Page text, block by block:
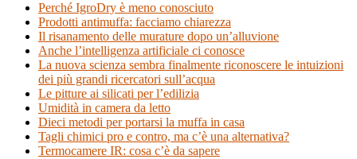
Perché IgroDry è meno conosciuto
Prodotti antimuffa: facciamo chiarezza
Il risanamento delle murature dopo un’alluvione
Anche l’intelligenza artificiale ci conosce
La nuova scienza sembra finalmente riconoscere le intuizioni
dei più grandi ricercatori sull’acqua
Le pitture ai silicati per l’edilizia
Umidità in camera da letto
Dieci metodi per portarsi la muffa in casa
Tagli chimici pro e contro, ma c’è una alternativa?
Termocamere IR: cosa c’è da sapere